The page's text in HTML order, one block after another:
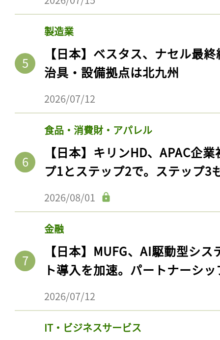
製造業
【日本】ベスタス、ナセル最
治具・設備拠点は北九州
2026/07/12
食品・消費財・アパレル
【日本】キリンHD、APAC企
プ1とステップ2で。ステップ3
2026/08/01
金融
【日本】MUFG、AI駆動型シ
ト導入を加速。パートナーシ
2026/07/12
IT・ビジネスサービス